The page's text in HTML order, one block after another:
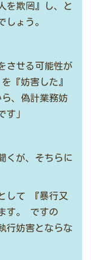
を欺罔』し、と
しょう。
させる可能性が
『妨害した』
、偽計業務妨
す」
くが、そちらに
して 『暴行又
す。
ですの
行妨害とならな